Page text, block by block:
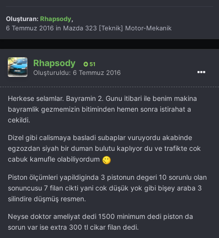
Oluşturan: Rhapsody,
6 Temmuz 2016 in Mazda 323 [Teknik] Motor-Mekanik
Rhapsody 51
Oluşturuldu: 6 Temmuz 2016
Herkese selamlar. Bayramin 2. Gunu itibari ile benim makina
bayramlik gezmemizin bitiminden hemen sonra istirahat a
cekildi.
Dizel gibi calismaya basladi subaplar vuruyordu akabinde
egzozdan siyah bir duman bulutu kaplıyor du ve trafikte cok
cabuk kamufle olabiliyordum
Piston ölçümleri yapildiginda 3 pistonun degeri 10 sorunlu olan
sonuncusu 7 filan cikti yani cok düşük yok gibi bişey araba 3
silindire düşmüş resmen.
Neyse doktor ameliyat dedi 1500 minimum dedi piston da
sorun var ise extra 300 tl cikar filan dedi.